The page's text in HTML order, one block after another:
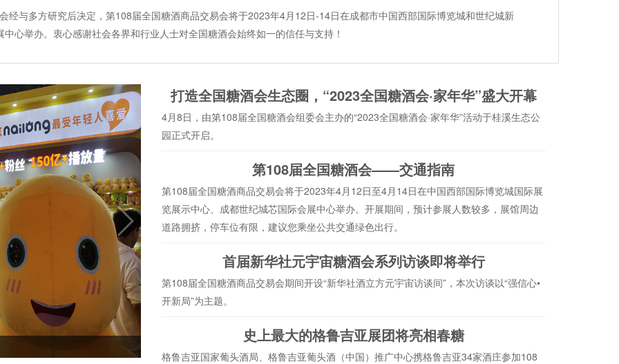
经与多方研究后决定，第108届全国糖酒商品交易会将于2023年4月12日-14日在成都市中国西部国际博览城和世纪城新
中心举办。衷心感谢社会各界和行业人士对全国糖酒会始终如一的信任与支持！
打造全国糖酒会生态圈，“2023全国糖酒会·家年华”盛大开幕
4月8日，由第108届全国糖酒会组委会主办的“2023全国糖酒会·家年华”活动于桂溪生态公
园正式开启。
第108届全国糖酒会——交通指南
第108届全国糖酒商品交易会将于2023年4月12日至4月14日在中国西部国际博览城国际展
览展示中心、成都世纪城芯国际会展中心举办。开展期间，预计参展人数较多，展馆周边
道路拥挤，停车位有限，建议您乘坐公共交通绿色出行。
首届新华社元宇宙糖酒会系列访谈即将举行
第108届全国糖酒商品交易会期间开设“新华社酒立方元宇宙访谈间”，本次访谈以“强信心•
开新局”为主题。
史上最大的格鲁吉亚展团将亮相春糖
格鲁吉亚国家葡头酒局、格鲁吉亚葡头酒（中国）推广中心携格鲁吉亚34家酒庄参加108